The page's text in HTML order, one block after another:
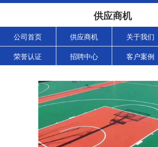
供应商机
公司首页 供应商机 关于我们
荣誉认证 招聘中心 客户案例